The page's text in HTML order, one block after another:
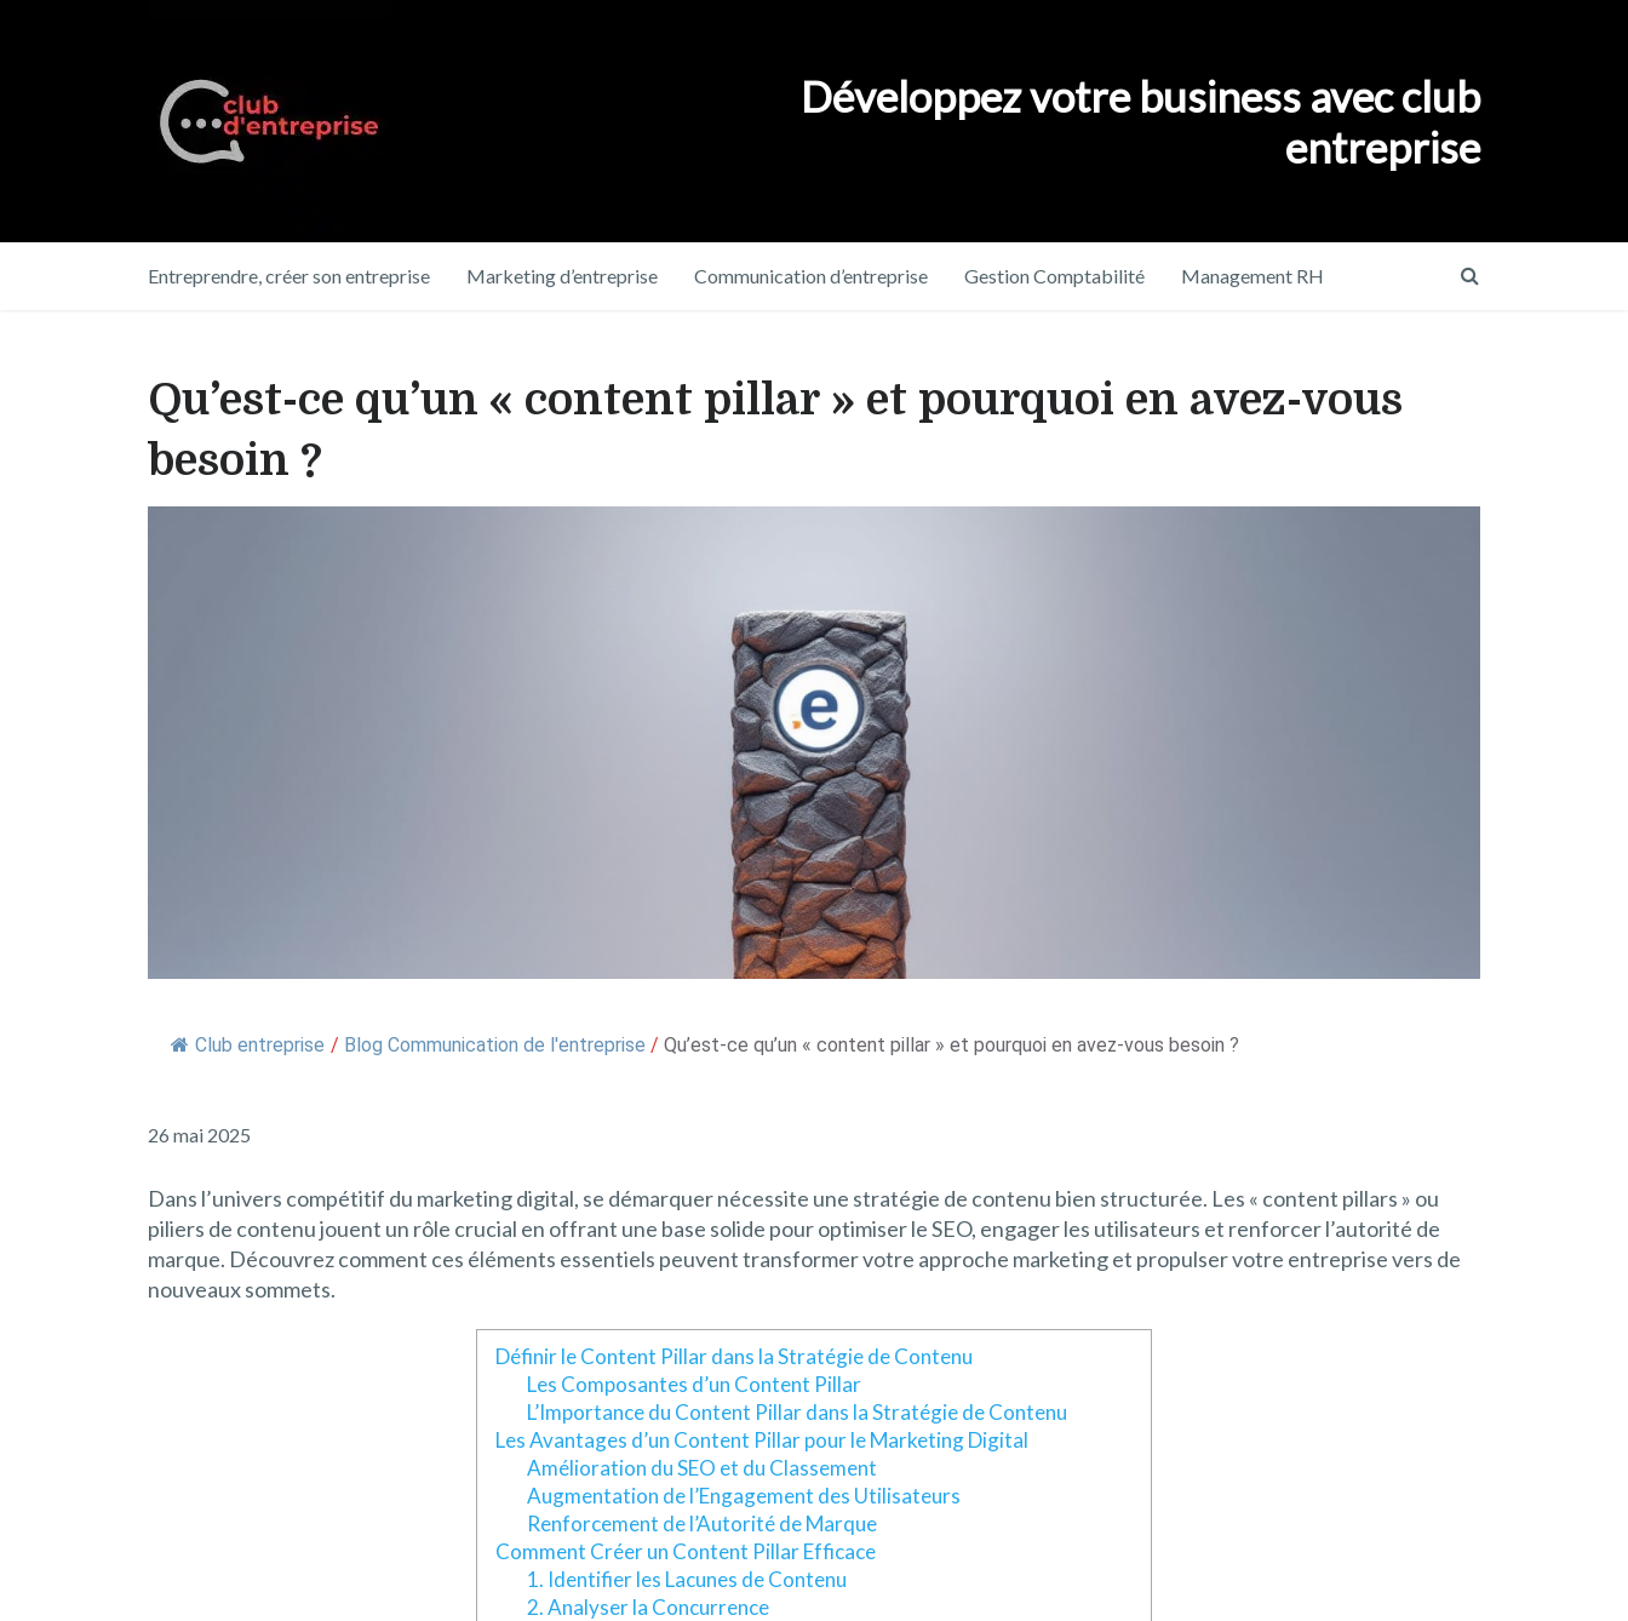
Développez votre business avec club
entreprise
Entreprendre, créer son entreprise Marketing d’entreprise Communication d’entreprise Gestion Comptabilité Management RH
Qu’est-ce qu’un « content pillar » et pourquoi en avez-vous
besoin ?
Club entreprise / Blog Communication de l'entreprise / Qu’est-ce qu’un « content pillar » et pourquoi en avez-vous besoin ?
26 mai 2025
Dans l’univers compétitif du marketing digital, se démarquer nécessite une stratégie de contenu bien structurée. Les « content pillars » ou
piliers de contenu jouent un rôle crucial en offrant une base solide pour optimiser le SEO, engager les utilisateurs et renforcer l’autorité de
marque. Découvrez comment ces éléments essentiels peuvent transformer votre approche marketing et propulser votre entreprise vers de
nouveaux sommets.
Définir le Content Pillar dans la Stratégie de Contenu
Les Composantes d’un Content Pillar
L’Importance du Content Pillar dans la Stratégie de Contenu
Les Avantages d’un Content Pillar pour le Marketing Digital
Amélioration du SEO et du Classement
Augmentation de l’Engagement des Utilisateurs
Renforcement de l’Autorité de Marque
Comment Créer un Content Pillar Efficace
1. Identifier les Lacunes de Contenu
2. Analyser la Concurrence